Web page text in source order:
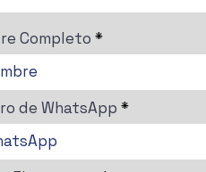
Completo
de WhatsApp